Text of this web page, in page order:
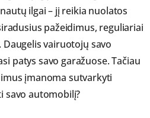
ilgai – jį reikia nuolatos
pažeidimus, reguliariai
vairuotojų savo
patys savo garažuose. Tačiau
įmanoma sutvarkyti
savo automobilį?